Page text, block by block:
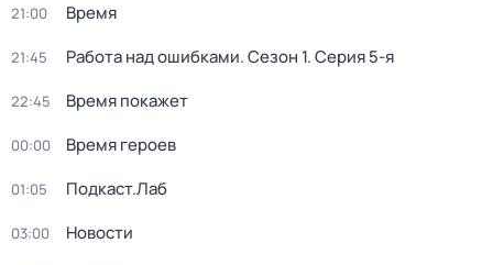
21:00 Время
21:45 Работа над ошибками. Сезон 1. Серия 5-я
22:45 Время покажет
00:00 Время героев
01:05 Подкаст.Лаб
03:00 Новости